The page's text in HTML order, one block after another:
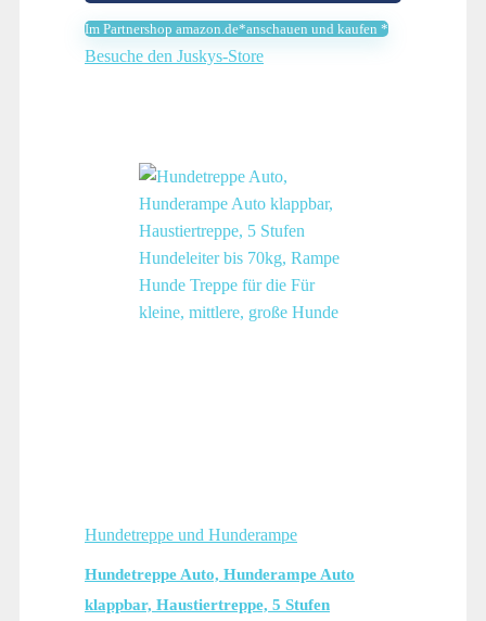
Im Partnershop amazon.de*anschauen und kaufen *
Besuche den Juskys-Store
Hundetreppe und Hunderampe
Hundetreppe Auto, Hunderampe Auto
klappbar, Haustiertreppe, 5 Stufen